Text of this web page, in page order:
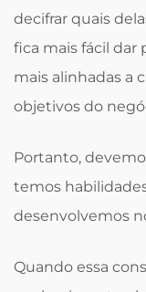
decifrar quais
fica mais fácil dar
mais alinhadas a
objetivos do
Portanto,
temos
desenvolvemos
Quando essa